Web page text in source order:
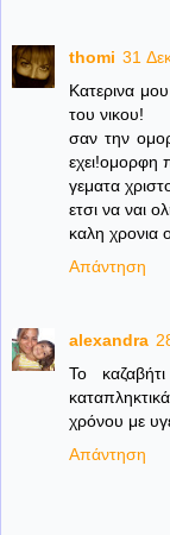
thomi 31
Κατερινα
του νικου!
σαν την
εχει!ομορφη
γεματα
ετσι να ναι
καλη χρονια
Απάντηση
alexandra
Το
χρόνου με
Απάντηση